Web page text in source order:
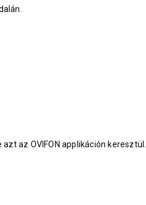
az OVIFON applikáción keresztül.